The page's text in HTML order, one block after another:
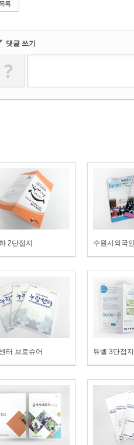
록
댓글 쓰기
?
2단접지
터 브로슈어 듀벨 3단접지